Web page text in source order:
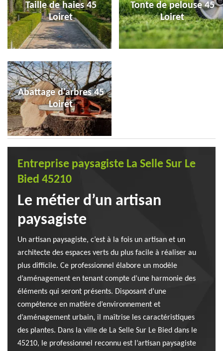
Taille de haies 45
Loiret
Tonte de pelouse 45
Loiret
Abattage d'arbres 45
Loiret
Entreprise paysagiste La Selle Sur Le
Bied 45210
Le métier d’un artisan
paysagiste
Un artisan paysagiste, c’est à la fois un artisan et un
architecte des espaces verts du plus facile à réaliser au
plus difficile. Ce professionnel élabore un modèle
d’aménagement en tenant compte d’une harmonie des
éléments qui seront présents. Disposant d’une
compétence en matière d’environnement et
d’aménagement urbain, il maîtrise les caractéristiques
des plantes. Dans la ville de La Selle Sur Le Bied dans le
45210, le professionnel reconnu est l’artisan paysagiste